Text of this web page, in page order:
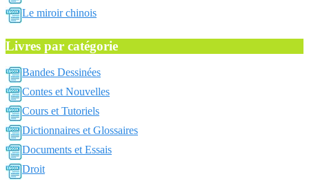
Le miroir chinois
Livres par catégorie
Bandes Dessinées
Contes et Nouvelles
Cours et Tutoriels
Dictionnaires et Glossaires
Documents et Essais
Droit